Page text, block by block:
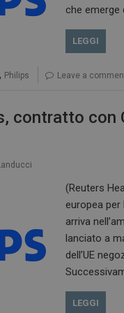
che emerge
LEGGI
, Philips Leave a
contratto
(Reuters
europea per
arriva
lanciato a
dell’UE
LEGGI
ironfish-tracking-
CookieScriptConsent
NOME
tracking-sites-
tracking-named-
__Secure-YNID